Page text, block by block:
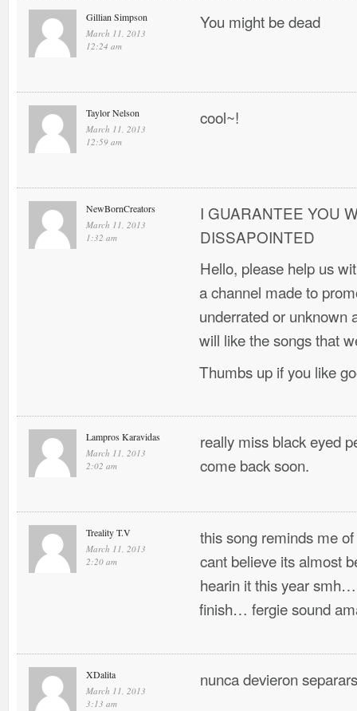
Gillian Simpson
March 11, 2013
12:24 am
You might be dead
Taylor Nelson
March 11, 2013
12:59 am
cool~!
NewBornCreators
March 11, 2013
1:32 am
I GUARANTEE YOU
DISSAPOINTED
Hello, please help us
a channel made to
underrated or unknown
will like the songs that
Thumbs up if you like
Lampros Karavidas
March 11, 2013
2:02 am
really miss black eyed
come back soon.
Treality T.V
March 11, 2013
2:20 am
this song reminds me
cant believe its almost
hearin it this year
finish… fergie sound
XDalita
March 11, 2013
3:13 am
nunca devieron